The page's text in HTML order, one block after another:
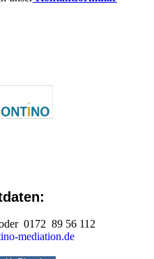
0172 89 56 112
mediation.de